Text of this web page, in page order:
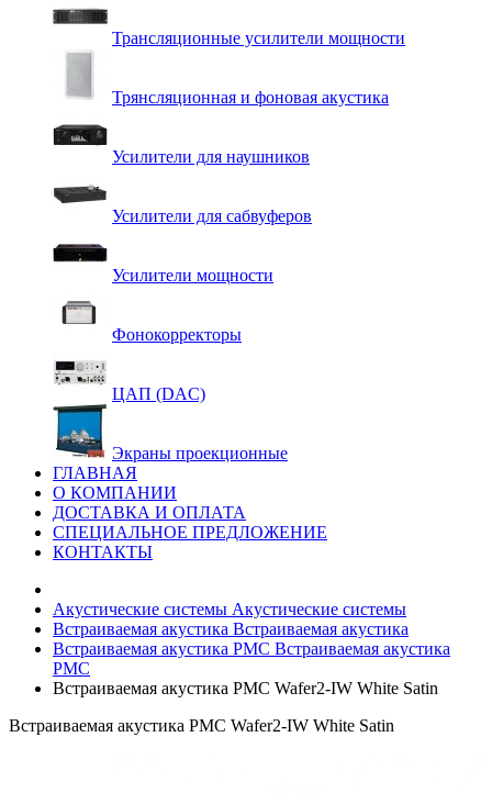
Трансляционные усилители мощности
Трянсляционная и фоновая акустика
Усилители для наушников
Усилители для сабвуферов
Усилители мощности
Фонокорректоры
ЦАП (DAC)
Экраны проекционные
ГЛАВНАЯ
О КОМПАНИИ
ДОСТАВКА И ОПЛАТА
СПЕЦИАЛЬНОЕ ПРЕДЛОЖЕНИЕ
КОНТАКТЫ
Акустические системы Акустические системы
Встраиваемая акустика Встраиваемая акустика
Встраиваемая акустика PMC Встраиваемая акустика
PMC
Встраиваемая акустика PMC Wafer2-IW White Satin
Встраиваемая акустика PMC Wafer2-IW White Satin